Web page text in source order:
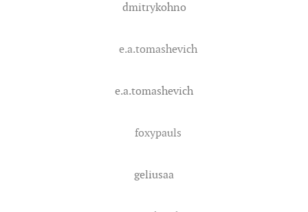
dmitrykohno
e.a.tomashevich
e.a.tomashevich
foxypauls
geliusaa